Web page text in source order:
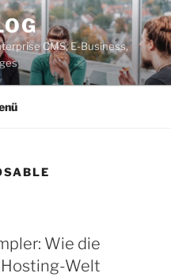
CMS, E-Business,
Wie die
Welt